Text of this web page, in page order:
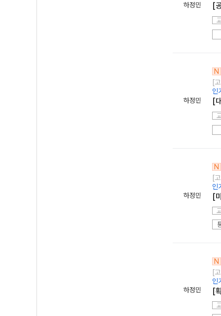
하정민 [
하정민
N
[
인
[
하정민
N
[
인
[
하정민
N
[
인
[